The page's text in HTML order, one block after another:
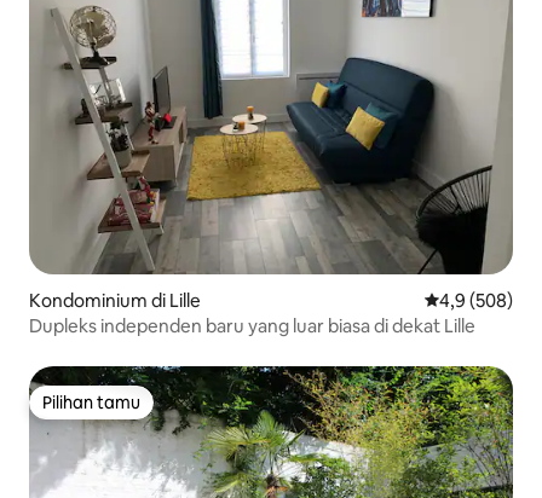
Kondominium di Lille Nilai rata-rata
4,9 (508)
Dupleks independen baru yang luar biasa di dekat Lille
Pilihan tamu
Pilihan tamu